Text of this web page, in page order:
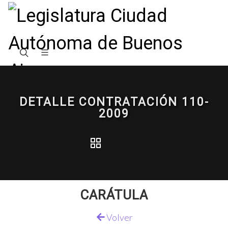
DETALLE CONTRATACIÓN 110-
2009
CARÁTULA
Volver